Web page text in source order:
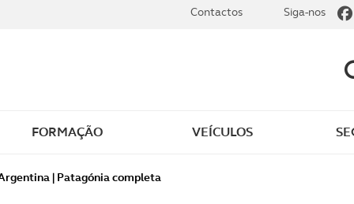
e descontos ACP
FORMAÇÃO VEÍCULOS
Contactos Siga-nos
| Patagónia completa